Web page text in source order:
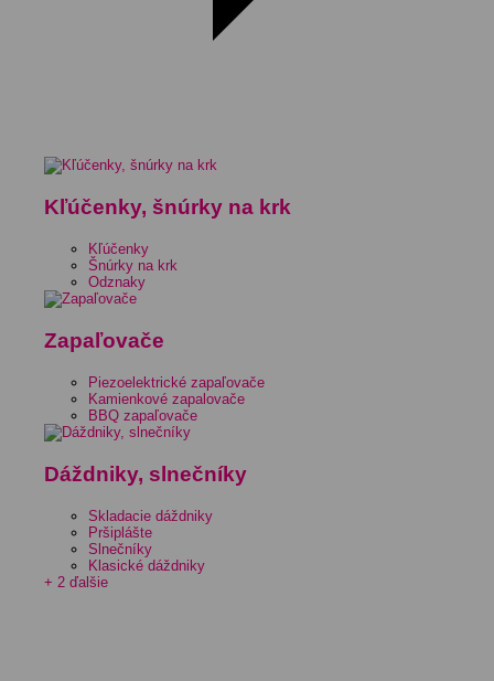
Kľúčenky, šnúrky na krk
Kľúčenky
Šnúrky na krk
Odznaky
Zapaľovače
Piezoelektrické zapaľovače
Kamienkové zapalovače
BBQ zapaľovače
Dáždniky, slnečníky
Skladacie dáždniky
Pršiplášte
Slnečníky
Klasické dáždniky
+ 2 ďalšie